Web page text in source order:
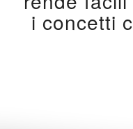
i concetti